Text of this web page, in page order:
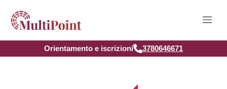
contenuto
Orientamento e iscrizioni 3780646671